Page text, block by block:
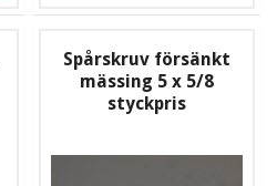
Spårskruv försänkt
mässing 5 x 5/8
styckpris